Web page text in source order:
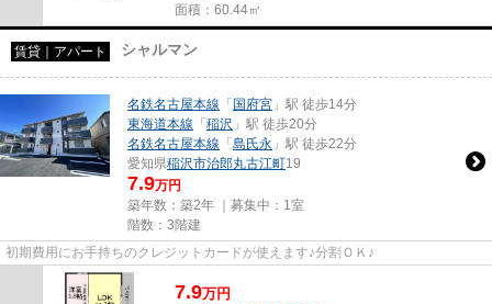
面積：60.44㎡
賃貸｜アパート シャルマン
名鉄名古屋本線 「 国府宮 」駅 徒歩14分
東海道本線 「 稲沢 」駅 徒歩20分
名鉄名古屋本線 「 島氏永 」駅 徒歩22分
愛知県稲沢市治郎丸古江町19
7.9万円
築年数：築2年 ｜募集中： 1室
階数：3階建
初期費用にお手持ちのクレジットカードが使えます♪分割ＯＫ♪
7.9万円